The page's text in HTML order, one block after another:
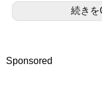
のコラボモデルが通
続きを
Sponsored